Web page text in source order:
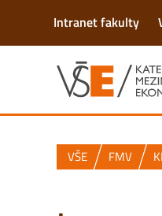
Intranet fakulty
VŠE FMV